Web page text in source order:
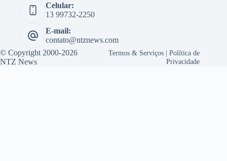
Celular:
13 99732-2250
E-mail:
contato@ntznews.com
© Copyright 2000-2026
NTZ News
Termos & Serviços |Política de
Privacidade